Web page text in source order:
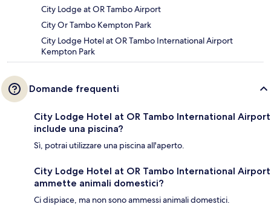
City Lodge at OR Tambo Airport
City Or Tambo Kempton Park
City Lodge Hotel at OR Tambo International Airport
Kempton Park
Domande frequenti
City Lodge Hotel at OR Tambo International Airport
include una piscina?
Sì, potrai utilizzare una piscina all'aperto.
City Lodge Hotel at OR Tambo International Airport
ammette animali domestici?
Ci dispiace, ma non sono ammessi animali domestici.